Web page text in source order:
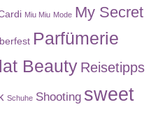
Miu Miu Mode My Secret
Parfümerie
Beauty Reisetipps
Schuhe Shooting sweet